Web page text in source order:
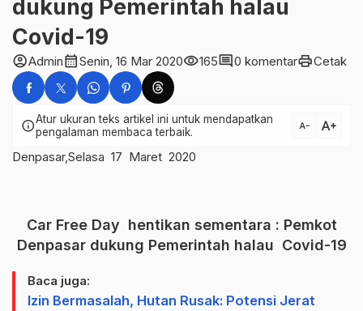
dukung Pemerintah halau
Covid-19
account_circleAdmincalendar_monthSenin, 16 Mar 2020visibility165comment0 komentarprintCetak
infoAtur ukuran teks artikel ini untuk mendapatkan
pengalaman membaca terbaik.
text_decrease text_increase
Denpasar,Selasa 17 Maret 2020
Car Free Day hentikan sementara : Pemkot
Denpasar dukung Pemerintah halau Covid-19
Baca juga:
Izin Bermasalah, Hutan Rusak: Potensi Jerat